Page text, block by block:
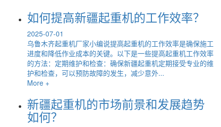
如何提高新疆起重机的工作效率？
2025-07-01
乌鲁木齐起重机厂家小编说提高起重机的工作效率是确保施工
进度和降低作业成本的关键。以下是一些提高起重机工作效率
的方法：定期维护和检查：确保新疆起重机定期接受专业的维
护和检查，可以预防故障的发生，减少意外...
More +
新疆起重机的市场前景和发展趋势
如何？